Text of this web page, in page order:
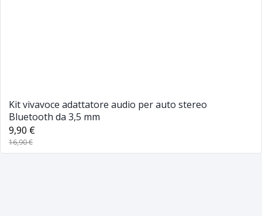
Kit vivavoce adattatore audio per auto stereo
Bluetooth da 3,5 mm
9,90 €
16,90 €